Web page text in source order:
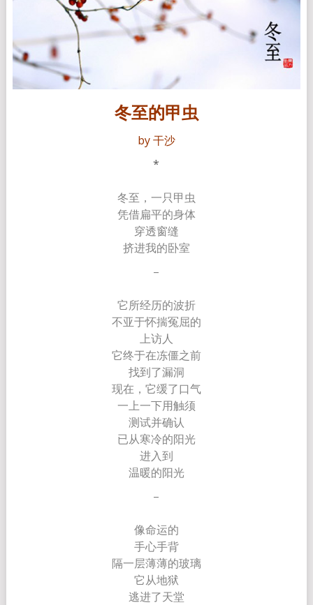
冬至的甲虫
by 干沙
*
冬至，一只甲虫
凭借扁平的身体
穿透窗缝
挤进我的卧室
–
它所经历的波折
不亚于怀揣冤屈的
上访人
它终于在冻僵之前
找到了漏洞
现在，它缓了口气
一上一下用触须
测试并确认
已从寒冷的阳光
进入到
温暖的阳光
–
像命运的
手心手背
隔一层薄薄的玻璃
它从地狱
逃进了天堂